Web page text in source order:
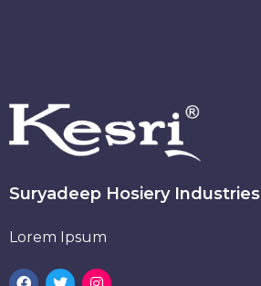
Suryadeep Hosiery Industries
Lorem Ipsum